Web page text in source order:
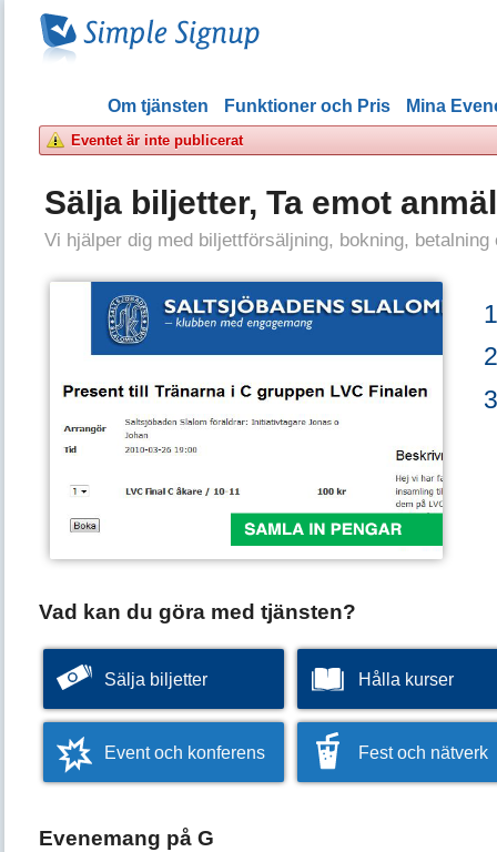
Om tjänsten Funktioner och Pris Mina
Eventet är inte publicerat
Sälja biljetter, Ta emot
Vi hjälper dig med biljettförsäljning, bokning,
Vad kan du göra med tjänsten?
Sälja biljetter Hålla kurser
Event och konferens Fest och nätverk
Evenemang på G